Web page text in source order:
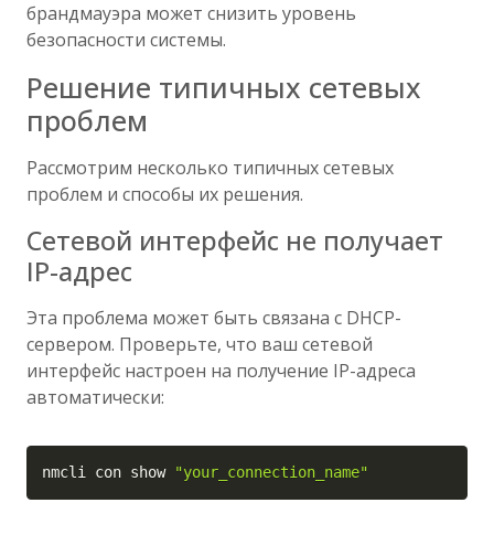
брандмауэра может снизить уровень
безопасности системы.
Решение типичных сетевых
проблем
Рассмотрим несколько типичных сетевых
проблем и способы их решения.
Сетевой интерфейс не получает
IP-адрес
Эта проблема может быть связана с DHCP-
сервером. Проверьте, что ваш сетевой
интерфейс настроен на получение IP-адреса
автоматически:
nmcli con show "your_connection_name"